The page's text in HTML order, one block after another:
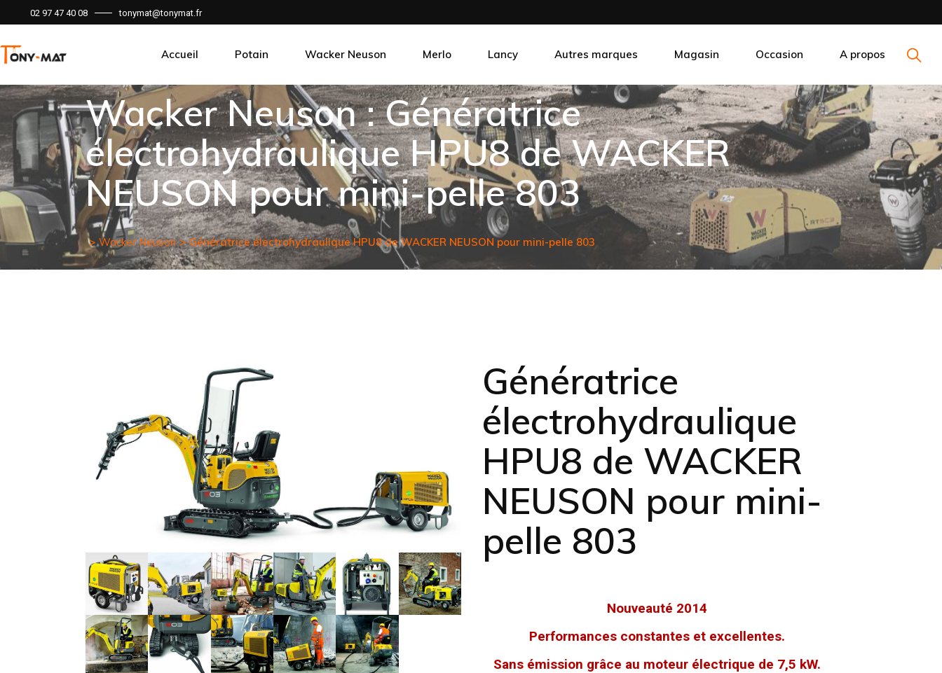
02 97 47 40 08 tonymat@tonymat.fr
Accueil Potain Wacker Neuson Merlo Lancy Autres marques
CONTAINEX
MIDI CRANES
Magasin Occasion A propos
Wacker Neuson : Génératrice
électrohydraulique HPU8 de WACKER
NEUSON pour mini-pelle 803
Wacker Neuson Génératrice électrohydraulique HPU8 de WACKER NEUSON pour mini-pelle 803
Génératrice
électrohydraulique
HPU8 de WACKER
NEUSON pour mini-
pelle 803
Nouveauté 2014
Performances constantes et excellentes.
Sans émission grâce au moteur électrique de 7,5 kW.